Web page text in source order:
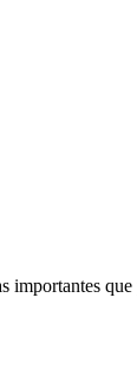
importantes